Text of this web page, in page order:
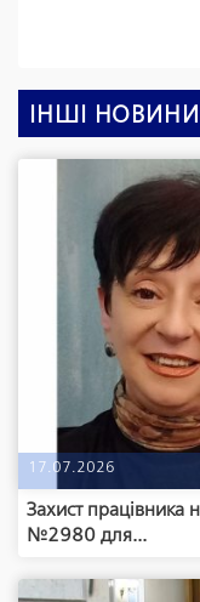
ІНШІ НОВИНИ
17.07.2026
Захист працівника
№2980 для...